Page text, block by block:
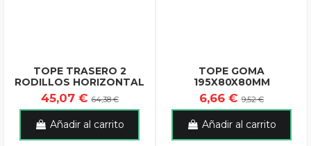
TOPE TRASERO 2
RODILLOS HORIZONTAL
45,07 €64,38 €
Añadir al carrito
TOPE GOMA
195X80X80MM
6,66 € 9,52 €
Añadir al carrito